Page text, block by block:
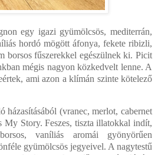
egy igazi gyümölcsös, mediterrán,
hordó mögött áfonya, fekete ribizli,
borsos fűszerekkel egészülnek ki. Picit
mégis nagyon közkedvelt lenne. A
ami azon a klímán szinte kötelező
házasításából (vranec, merlot, cabernet
My Story. Feszes, tiszta illatokkal indít,
vaníliás aromái gyönyörűen
gyümölcsös jegyeivel. A nagytestű